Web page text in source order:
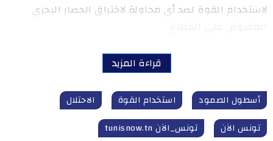
لاستخدام القوة لصد أي محاولة لاختراق الحصار البحري
قراءة المزيد
أسطول الصمود استخدام القوة
الاحتلال
تونس الآن
تونس_الآن tunisnow.tn